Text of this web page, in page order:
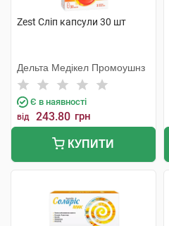
Zest Сліп капсули 30 шт
Дельта Медікел Промоушнз
Є в наявності
від 243.80 грн
КУПИТИ